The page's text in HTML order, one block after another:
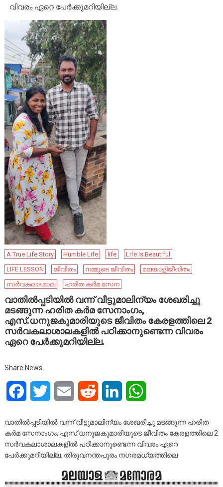
വിവരം ഏറെ പേർക്കുമറിയില്ല.
A True Life Story Humble Life life
Life Is Beautiful
LIFE LESSON
ജീവിതം നമ്മുടെ ജീവിതം
മലയാളിജീവിതം
സർവകലാശാല
ഹരിത കർമ സേന
വാതിൽപ്പടിയിൽ വന്ന് വീട്ടുമാലിന്യം ശേഖരിച്ചു
മടങ്ങുന്ന ഹരിത കർമ സേനാംഗം,
എസ്.ധനുജകുമാരിയുടെ ജീവിതം കേരളത്തിലെ 2
സർവകലാശാലകളിൽ പഠിക്കാനുണ്ടെന്ന വിവരം
ഏറെ പേർക്കുമറിയില്ല.
Share News
FacebookTwitter Email Reddit LinkedIn
വാതിൽപ്പടിയിൽ വന്ന് വീട്ടുമാലിന്യം ശേഖരിച്ചു മടങ്ങുന്ന ഹരിത
കർമ സേനാംഗം, എസ്.ധനുജകുമാരിയുടെ ജീവിതം കേരളത്തിലെ 2
സർവകലാശാലകളിൽ പഠിക്കാനുണ്ടെന്ന വിവരം ഏറെ
പേർക്കുമറിയില്ല. തിരുവനന്തപുരം നഗരമധ്യത്തിലെ